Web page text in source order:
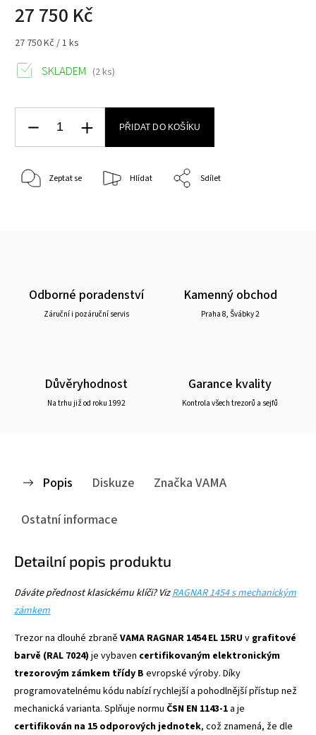
27 750 Kč
27 750 Kč / 1 ks
SKLADEM (2 ks)
PŘIDAT DO KOŠÍKU
Zeptat se Hlídat Sdílet
Odborné poradenství
Záruční i pozáruční servis
Kamenný obchod
Praha 8, Švábky 2
Důvěryhodnost
Na trhu již od roku 1992
Garance kvality
Kontrola všech trezorů a sejfů
Popis Diskuze ZnačkaVAMA
Ostatní informace
Detailní popis produktu
Dáváte přednost klasickému klíči? VizRAGNAR 1454 s mechanickým
zámkem
Trezor na dlouhé zbraně VAMA RAGNAR 1454 EL 15RUv grafitové
barvě (RAL 7024) je vybaven certifikovaným elektronickým
trezorovým zámkem třídy B evropské výroby. Díky
programovatelnému kódu nabízí rychlejší a pohodlnější přístup než
mechanická varianta. Splňuje normu ČSN EN 1143-1 a je
certifikován na 15 odporových jednotek, což znamená, že dle